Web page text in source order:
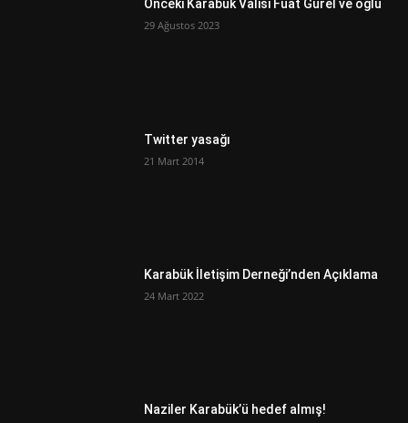
Önceki Karabük Valisi Fuat Gürel ve oğlu
29 Ağustos 2023
Twitter yasağı
21 Mart 2014
Karabük İletişim Derneği’nden Açıklama
24 Mart 2022
Naziler Karabük’ü hedef almış!